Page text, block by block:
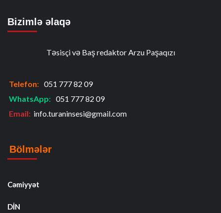
Bizimlə əlaqə
Təsisçi və Baş redaktor Arzu Paşaqızı
Telefon: 051 777 82 09
WhatsApp: 051 777 82 09
Email: info.turaninsesi@gmail.com
Bölmələr
Cəmiyyət
DİN